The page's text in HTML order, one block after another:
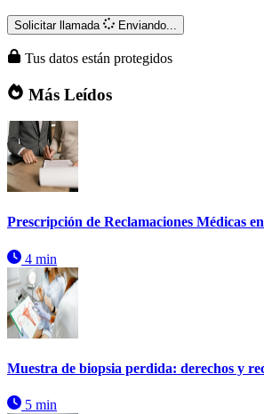
Solicitar llamada Enviando...
Tus datos están protegidos
Más Leídos
Prescripción de Reclamaciones Médicas
4 min
Muestra de biopsia perdida: derechos y
5 min